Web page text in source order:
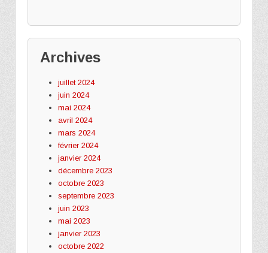
Archives
juillet 2024
juin 2024
mai 2024
avril 2024
mars 2024
février 2024
janvier 2024
décembre 2023
octobre 2023
septembre 2023
juin 2023
mai 2023
janvier 2023
octobre 2022